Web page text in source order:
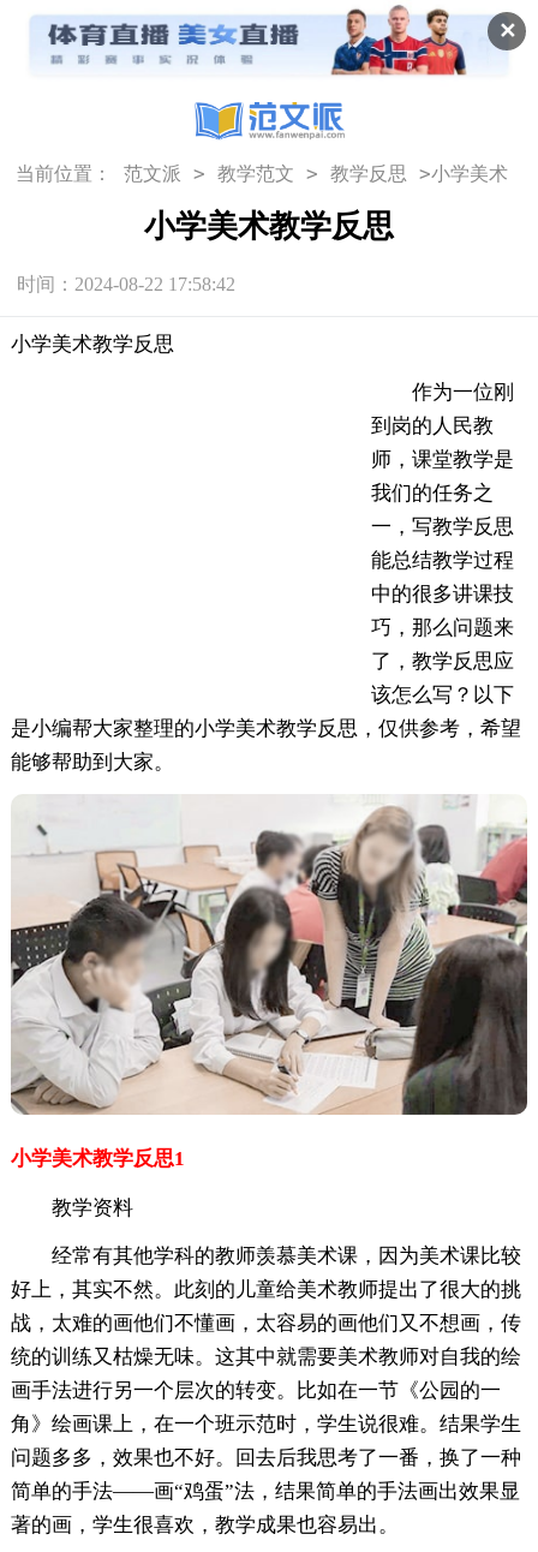
✕
当前位置： 范文派 > 教学范文 > 教学反思 >小学美术
小学美术教学反思
时间：2024-08-22 17:58:42
小学美术教学反思
作为一位刚
到岗的人民教
师，课堂教学是
我们的任务之
一，写教学反思
能总结教学过程
中的很多讲课技
巧，那么问题来
了，教学反思应
该怎么写？以下
是小编帮大家整理的小学美术教学反思，仅供参考，希望
能够帮助到大家。
小学美术教学反思1
教学资料
经常有其他学科的教师羡慕美术课，因为美术课比较
好上，其实不然。此刻的儿童给美术教师提出了很大的挑
战，太难的画他们不懂画，太容易的画他们又不想画，传
统的训练又枯燥无味。这其中就需要美术教师对自我的绘
画手法进行另一个层次的转变。比如在一节《公园的一
角》绘画课上，在一个班示范时，学生说很难。结果学生
问题多多，效果也不好。回去后我思考了一番，换了一种
简单的手法——画“鸡蛋”法，结果简单的手法画出效果显
著的画，学生很喜欢，教学成果也容易出。